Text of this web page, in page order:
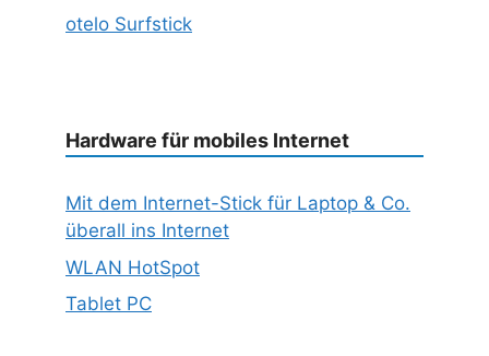
otelo Surfstick
Hardware für mobiles Internet
Mit dem Internet-Stick für Laptop & Co.
überall ins Internet
WLAN HotSpot
Tablet PC